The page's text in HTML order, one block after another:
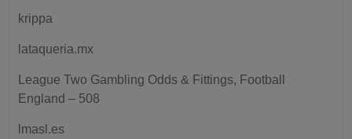
krippa
lataqueria.mx
League Two Gambling Odds & Fittings, Football
England – 508
lmasl.es